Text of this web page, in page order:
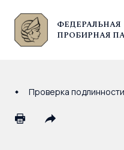
ФЕДЕРАЛЬНАЯ
ПРОБИРНАЯ
© Федеральная пробирная
Проверка